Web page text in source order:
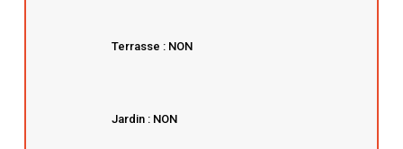
Terrasse : NON
Jardin : NON